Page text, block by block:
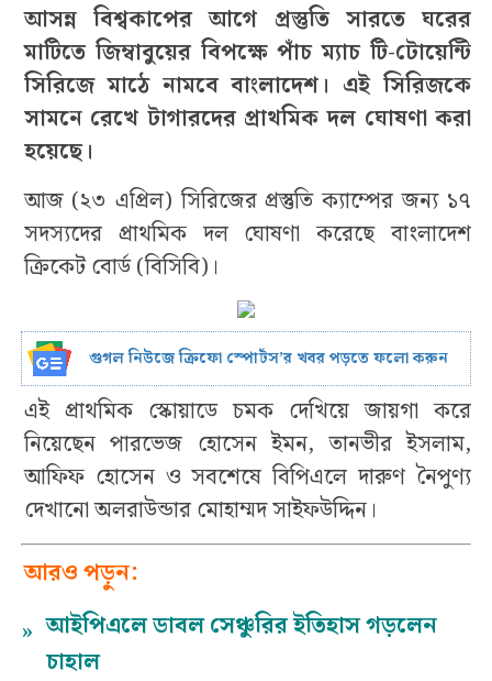
আসন্ন বিশ্বকাপের আগে প্রস্তুতি সারতে ঘরের
মাটিতে জিম্বাবুয়ের বিপক্ষে পাঁচ ম্যাচ টি-টোয়েন্টি
সিরিজে মাঠে নামবে বাংলাদেশ। এই সিরিজকে
সামনে রেখে টাগারদের প্রাথমিক দল ঘোষণা করা
হয়েছে।
আজ (২৩ এপ্রিল) সিরিজের প্রস্তুতি ক্যাম্পের জন্য ১৭
সদস্যদের প্রাথমিক দল ঘোষণা করেছে বাংলাদেশ
ক্রিকেট বোর্ড (বিসিবি)।
গুগল নিউজে ক্রিফো স্পোর্টস’র খবর পড়তে ফলো করুন
এই প্রাথমিক স্কোয়াডে চমক দেখিয়ে জায়গা করে
নিয়েছেন পারভেজ হোসেন ইমন, তানভীর ইসলাম,
আফিফ হোসেন ও সবশেষে বিপিএলে দারুণ নৈপুণ্য
দেখানো অলরাউন্ডার মোহাম্মদ সাইফউদ্দিন।
আরও পড়ুন:
» আইপিএলে ডাবল সেঞ্চুরির ইতিহাস গড়লেন
চাহাল